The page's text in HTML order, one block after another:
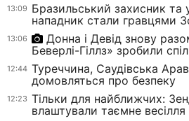
13:09 Бразильський захисник та
нападник стали гравцями
13:06
Донна і Девід знову
Беверлі-Гіллз» зробили
12:44 Туреччина, Саудівська
домовляться про безпеку
12:23 Тільки для найближчих:
влаштували таємне весілля